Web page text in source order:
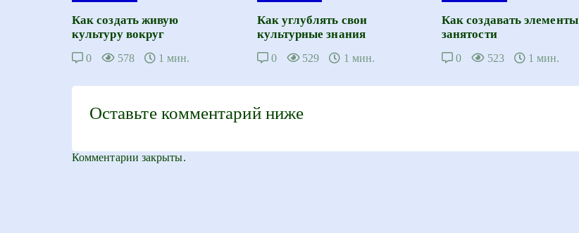
Как создать живую
культуру вокруг
0 578 1 мин.
Как углублять свои
культурные знания
0 529 1 мин.
Как создавать элементы
занятости
0 523 1 мин.
Оставьте комментарий ниже
Комментарии закрыты.